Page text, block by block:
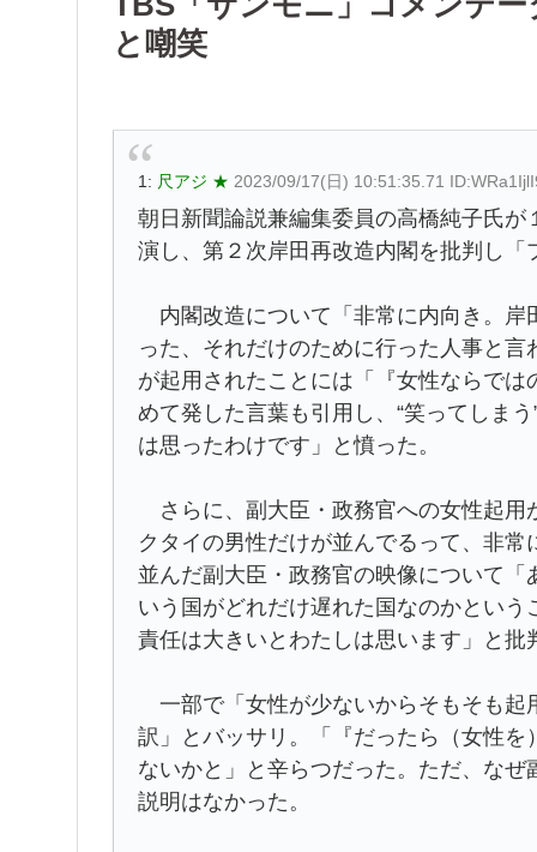
と嘲笑
1: 尺アジ ★ 2023/09/17(日) 10:51:35.71
朝日新聞論説兼編集委員の高橋純子氏
演し、第２次岸田再改造内閣を批判し「
内閣改造について「非常に内向き。岸
った、それだけのために行った人事と
が起用されたことには「『女性ならで
めて発した言葉も引用し、“笑ってしま
は思ったわけです」と憤った。
さらに、副大臣・政務官への女性起用
クタイの男性だけが並んでるって、非
並んだ副大臣・政務官の映像について
いう国がどれだけ遅れた国なのかとい
責任は大きいとわたしは思います」と批
一部で「女性が少ないからそもそも起
訳」とバッサリ。「『だったら（女性
ないかと」と辛らつだった。ただ、な
説明はなかった。